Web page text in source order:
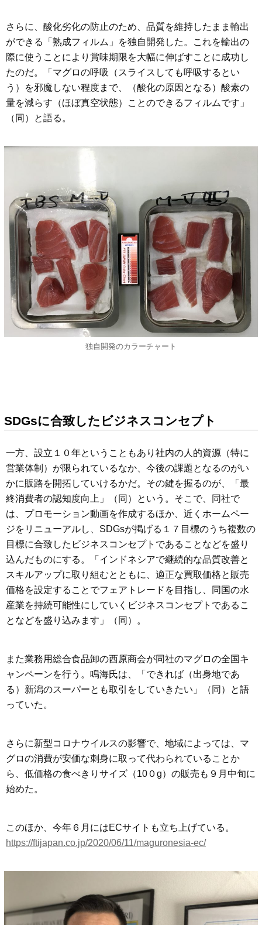
さらに、酸化劣化の防止のため、品質を維持したまま輸出
ができる「熟成フィルム」を独自開発した。これを輸出の
際に使うことにより賞味期限を大幅に伸ばすことに成功し
たのだ。「マグロの呼吸（スライスしても呼吸するとい
う）を邪魔しない程度まで、（酸化の原因となる）酸素の
量を減らす（ほぼ真空状態）ことのできるフィルムです」
（同）と語る。
独自開発のカラーチャート
SDGsに合致したビジネスコンセプト
一方、設立１０年ということもあり社内の人的資源（特に
営業体制）が限られているなか、今後の課題となるのがい
かに販路を開拓していけるかだ。その鍵を握るのが、「最
終消費者の認知度向上」（同）という。そこで、同社で
は、プロモーション動画を作成するほか、近くホームペー
ジをリニューアルし、SDGsが掲げる１７目標のうち複数の
目標に合致したビジネスコンセプトであることなどを盛り
込んだものにする。「インドネシアで継続的な品質改善と
スキルアップに取り組むとともに、適正な買取価格と販売
価格を設定することでフェアトレードを目指し、同国の水
産業を持続可能性にしていくビジネスコンセプトであるこ
となどを盛り込みます」（同）。
また業務用総合食品卸の西原商会が同社のマグロの全国キ
ャンペーンを行う。鳴海氏は、「できれば（出身地であ
る）新潟のスーパーとも取引をしていきたい」（同）と語
っていた。
さらに新型コロナウイルスの影響で、地域によっては、マ
グロの消費が安価な刺身に取って代わられていることか
ら、低価格の食べきりサイズ（10０g）の販売も９月中旬に
始めた。
このほか、今年６月にはECサイトも立ち上げている。
https://ftijapan.co.jp/2020/06/11/maguronesia-ec/